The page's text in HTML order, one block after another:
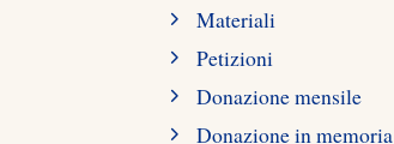
Materiali
Petizioni
Donazione mensile
Donazione in memoria